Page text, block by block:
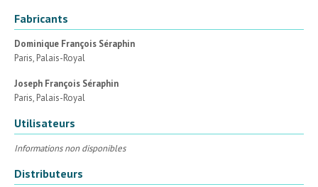
Fabricants
Dominique François Séraphin
Paris, Palais-Royal
Joseph François Séraphin
Paris, Palais-Royal
Utilisateurs
Informations non disponibles
Distributeurs